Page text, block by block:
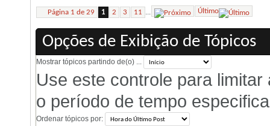
Página 1 de 29 1 2 3 11 ... Último
Opções de Exibição de Tópicos
Mostrar tópicos partindo de(o) ...
Use este controle para
o período de tempo
Ordenar tópicos por: